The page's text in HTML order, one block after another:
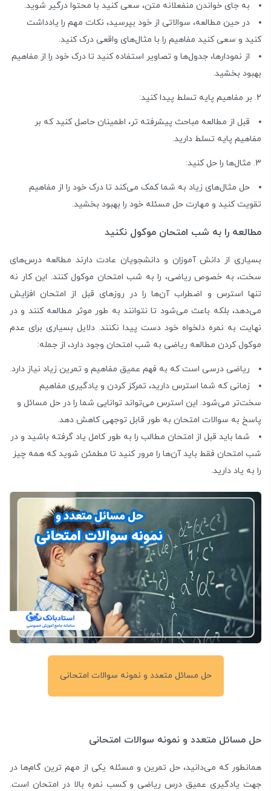
به جای خواندن منفعلانه متن، سعی کنید با محتوا درگیر شوید.
در حین مطالعه، سوالاتی از خود بپرسید، نکات مهم را یادداشت
کنید و سعی کنید مفاهیم را با مثال‌های واقعی درک کنید.
از نمودارها، جدول‌ها و تصاویر استفاده کنید تا درک خود را از مفاهیم
بهبود بخشید.
بر مفاهیم پایه تسلط پیدا کنید:
قبل از مطالعه مباحث پیشرفته تر، اطمینان حاصل کنید که بر
مفاهیم پایه تسلط دارید.
مثال‌ها را حل کنید:
حل مثال‌های زیاد به شما کمک می‌کند تا درک خود را از مفاهیم
تقویت کنید و مهارت حل مسئله خود را بهبود بخشید.
مطالعه را به شب امتحان موکول نکنید
بسیاری از دانش آموزان و دانشجویان عادت دارند مطالعه درس‌های
سخت، به خصوص ریاضی، را به شب امتحان موکول کنند. این کار نه
تنها استرس و اضطراب آن‌ها را در روزهای قبل از امتحان افزایش
می‌دهد، بلکه باعث می‌شود تا نتوانند به طور موثر مطالعه کنند و در
نهایت به نمره دلخواه خود دست پیدا نکنند. دلایل بسیاری برای عدم
موکول کردن مطالعه ریاضی به شب امتحان وجود دارد، از جمله:
ریاضی درسی است که به فهم عمیق مفاهیم و تمرین زیاد نیاز دارد.
زمانی که شما استرس دارید، تمرکز کردن و یادگیری مفاهیم
سخت‌تر می‌شود. این استرس می‌تواند توانایی شما را در حل مسائل و
پاسخ به سوالات امتحان به طور قابل توجهی کاهش دهد.
شما باید قبل از امتحان مطالب را به طور کامل یاد گرفته باشید و در
شب امتحان فقط باید آن‌ها را مرور کنید تا مطمئن شوید که همه چیز
را به یاد دارید.
حل مسائل متعدد و نمونه سوالات امتحانی
حل مسائل متعدد و نمونه سوالات امتحانی
همانطور که می‌دانید، حل تمرین و مسئله یکی از مهم ترین گام‌ها در
جهت یادگیری عمیق درس ریاضی و کسب نمره بالا در امتحان است.